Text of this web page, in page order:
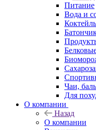
Питание
Вода и
Коктейль
Чаи,
Для
О компании
Назад
О компании